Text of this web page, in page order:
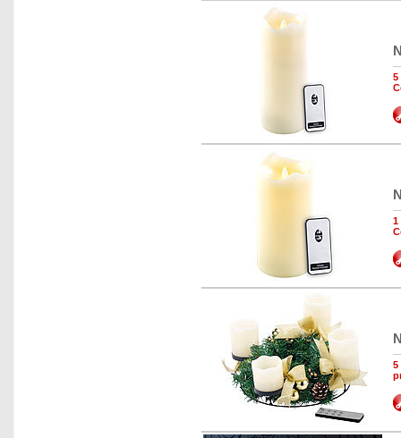
5
1
5